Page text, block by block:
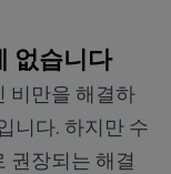
없습니다
비만을 해결하
니다. 하지만 수
권장되는 해결